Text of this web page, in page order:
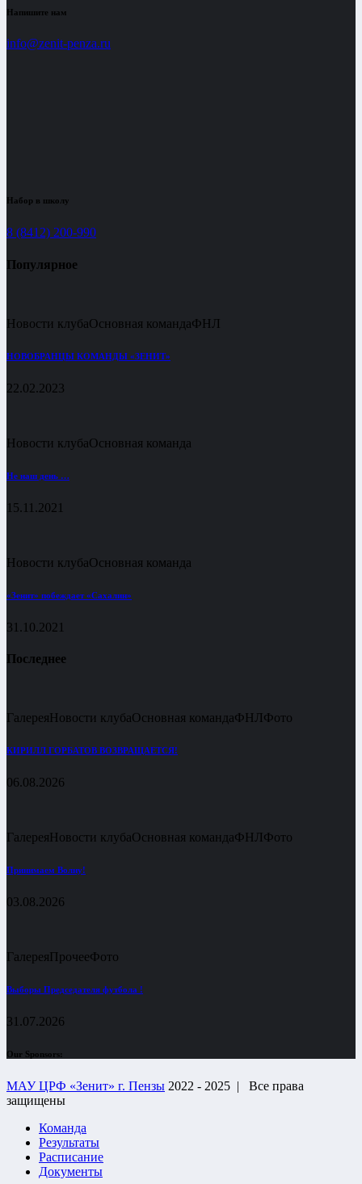
Напишите нам
info@zenit-penza.ru
Набор в школу
8 (8412) 200-990
Популярное
Новости клубаОсновная командаФНЛ
НОВОБРАНЦЫ КОМАНДЫ «ЗЕНИТ»
22.02.2023
Новости клубаОсновная команда
Не наш день …
15.11.2021
Новости клубаОсновная команда
«Зенит» побеждает «Сахалин»
31.10.2021
Последнее
ГалереяНовости клубаОсновная командаФНЛФото
КИРИЛЛ ГОРБАТОВ ВОЗВРАЩАЕТСЯ!
06.08.2026
ГалереяНовости клубаОсновная командаФНЛФото
Принимаем Волну!
03.08.2026
ГалереяПрочееФото
Выборы Председателя футбола !
31.07.2026
Our Sponsors:
МАУ ЦРФ «Зенит» г. Пензы 2022 - 2025 | Все права
защищены
Команда
Результаты
Расписание
Документы